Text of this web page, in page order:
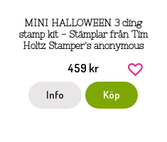
MINI HALLOWEEN 3 cling
stamp kit - Stämplar från Tim
Holtz Stamper's anonymous
459 kr
Info Köp